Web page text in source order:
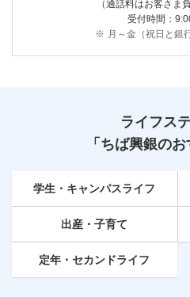
（通話料はお客さま
受付時間：
※ 月～金（祝日と銀
ライフス
「ちば興銀のお
学生・キャンパスライフ
出産・子育て
定年 ・セカンドライフ